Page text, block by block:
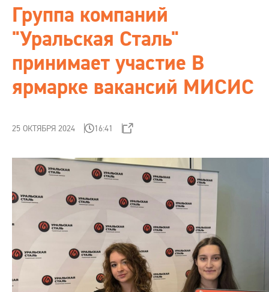
Поставщикам
Студентам
Интернет-магазин
Обратная связь
+7 (495) 988-06-86
Группа компаний
"Уральская Сталь"
принимает участие В
ярмарке вакансий МИСИС
25 ОКТЯБРЯ 2024 16:41